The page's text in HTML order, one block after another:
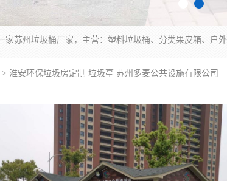
> 淮安环保垃圾房定制 垃圾亭 苏州多麦公共设施有限公司